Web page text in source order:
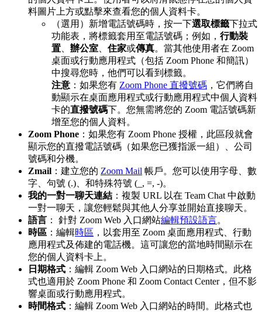
料圖片上方或點擊來查看您的個人資料卡。
（選用）新增電話號碼時，按一下選取標籤下拉式
功能表，將標籤套用至電話號碼；例如， 行動裝
置
辦公室 住家或傳真。當其他使用者在 Zoom
桌面或行動應用程式（包括 Zoom Phone 和簡訊）
中搜尋您時，他們可以看到標籤。
注意 ：如果您有 Zoom Phone 直撥號碼 ，它們將自
動顯示在桌面應用程式或行動應用程式中個人資料
卡的直撥號碼下。您無需將您的 Zoom 電話號碼新
增至您的個人資料。
Zoom Phone ：如果您有 Zoom Phone 授權，此區段就會
顯示您的直撥電話號碼（如果您已獲指派一組）、公司
號碼和分機。
Zmail ：建立您的 Zoom Mail 帳戶。您可以使用字母、數
字、句號 (.)、和特殊符號 (_, =, -)。
我的一對一聊天連結 ：複製 URL 以在 Team Chat 中啟動
一對一聊天，讓您輕鬆與其他人分享並開始直接聊天。
語言 ： 針對 Zoom Web 入口網站編輯預設語言。
時區 ：編輯時區 ，以套用至 Zoom 桌面應用程式、行動
應用程式及佈建的電話機。這可讓您的當地時間顯示在
您的個人資料卡上。
日期格式 ：編輯 Zoom Web 入口網站的日期格式。此格
式也適用於 Zoom Phone 和 Zoom Contact Center，但不影
響桌面或行動應用程式。
時間格式 ：編輯 Zoom Web 入口網站的時間。此格式也